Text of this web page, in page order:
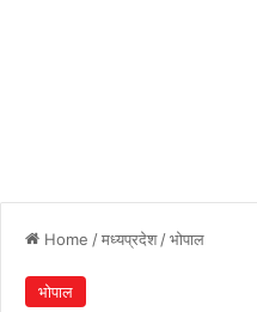
Home /मध्यप्रदेश /भोपाल
भोपाल